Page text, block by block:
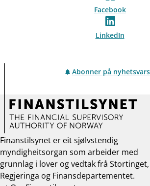
Facebook
LinkedIn
Abonner på
Finanstilsynet er eit sjølvstendig
myndigheitsorgan som arbeider med
grunnlag i lover og vedtak frå Stortinget,
Regjeringa og Finansdepartementet.